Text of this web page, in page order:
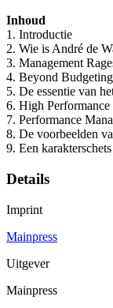
Inhoud
1. Introductie
2. Wie is André de
3. Management
4. Beyond Budgeting
5. De essentie van
6. High
7. Performance
8. De voorbeelden
9. Een
Details
Imprint
Mainpress
Uitgever
Mainpress